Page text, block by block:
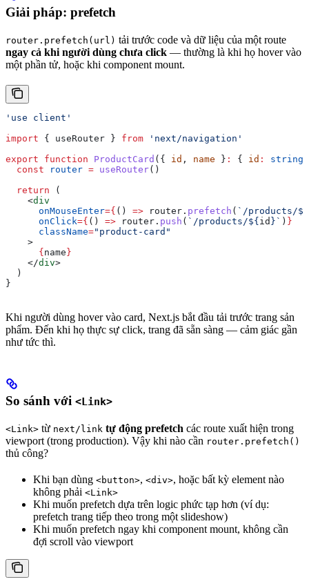
Giải pháp: prefetch
router.prefetch(url) tải trước code và dữ liệu của một route
ngay cả khi người dùng chưa click — thường là khi họ hover vào
một phần tử, hoặc khi component mount.
'use client'
import { useRouter } from 'next/navigation'
export function ProductCard ({ id , name } : { id : string
  const
router = useRouter()
  return
(
    <
div
      onMouseEnter
={ () => router . prefetch ( `/products/${
      onClick
={ () => router . push ( `/products/${ id } ` ) }
      className
="product-card"
    >
      {
name }
    </
div>
  )
}
Khi người dùng hover vào card, Next.js bắt đầu tải trước trang sản
phẩm. Đến khi họ thực sự click, trang đã sẵn sàng — cảm giác gần
như tức thì.
So sánh với <Link>
<Link> từ next/link tự động prefetch các route xuất hiện trong
viewport (trong production). Vậy khi nào cần router.prefetch()
thủ công?
Khi bạn dùng <button>, <div>, hoặc bất kỳ element nào
không phải <Link>
Khi muốn prefetch dựa trên logic phức tạp hơn (ví dụ:
prefetch trang tiếp theo trong một slideshow)
Khi muốn prefetch ngay khi component mount, không cần
đợi scroll vào viewport